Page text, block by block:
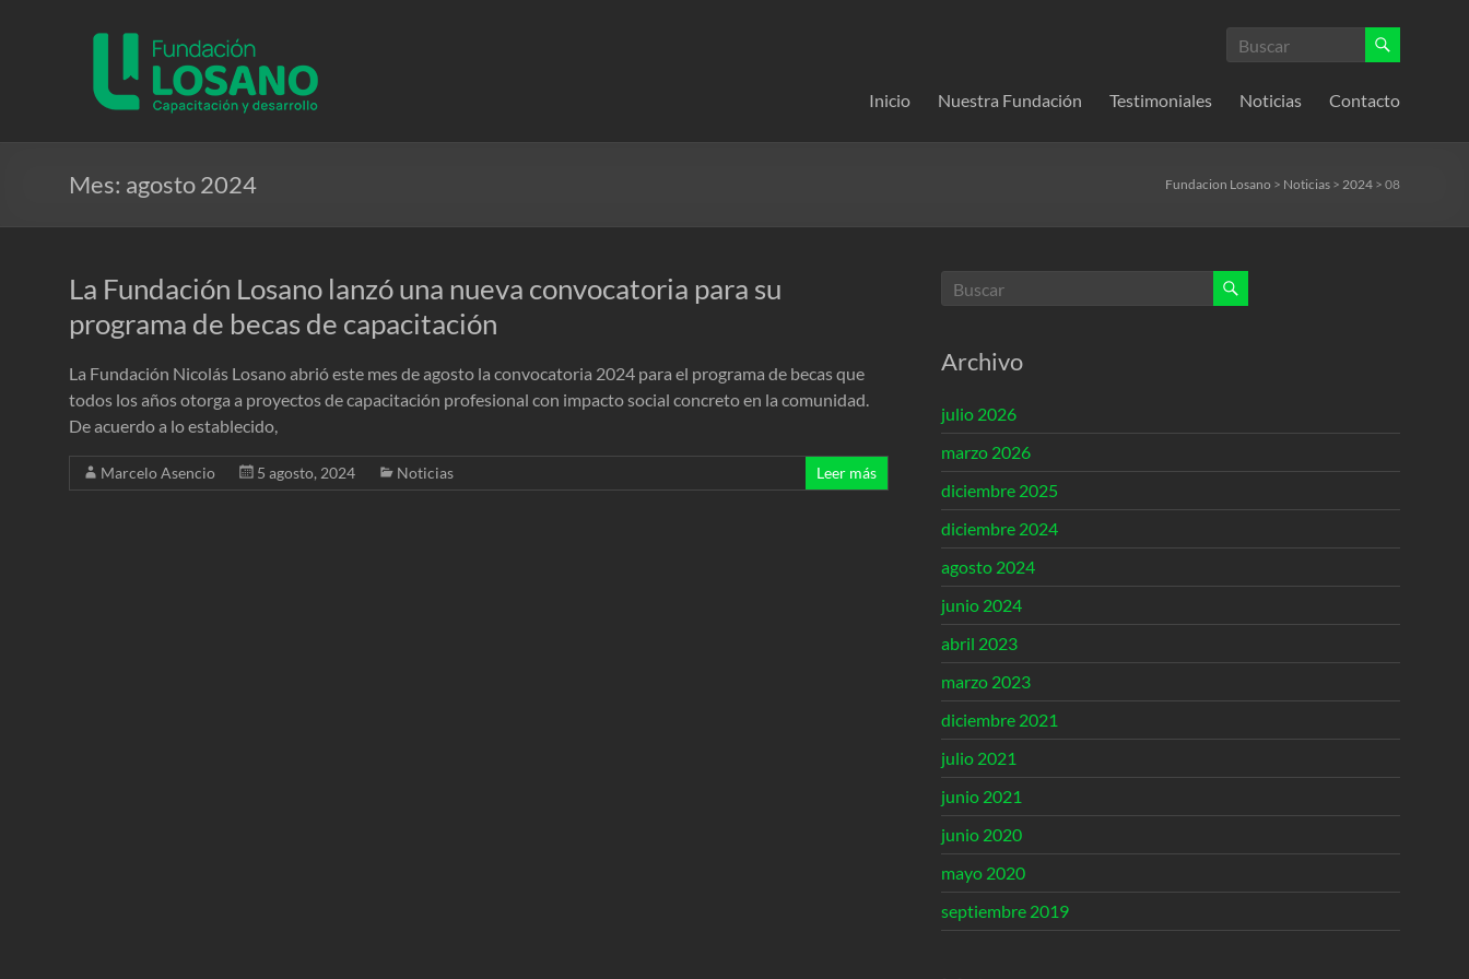
Fundacion
Losano
Losano
la
y
Inicio Nuestra Fundación Testimoniales Noticias Contacto
Mes: agosto 2024 Fundacion Losano > Noticias > 2024 > 08
La Fundación Losano lanzó una nueva convocatoria para su
programa de becas de capacitación
La Fundación Nicolás Losano abrió este mes de agosto la convocatoria 2024 para el programa de becas que
todos los años otorga a proyectos de capacitación profesional con impacto social concreto en la comunidad.
De acuerdo a lo establecido,
Marcelo Asencio 5 agosto, 2024 Noticias Leer más
Archivo
julio 2026
marzo 2026
diciembre 2025
diciembre 2024
agosto 2024
junio 2024
abril 2023
marzo 2023
diciembre 2021
julio 2021
junio 2021
junio 2020
mayo 2020
septiembre 2019